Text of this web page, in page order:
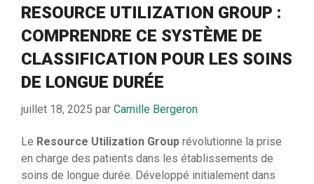
RESOURCE UTILIZATION GROUP :
COMPRENDRE CE SYSTÈME DE
CLASSIFICATION POUR LES SOINS
DE LONGUE DURÉE
juillet 18, 2025 par Camille Bergeron
Le Resource Utilization Group révolutionne la prise
en charge des patients dans les établissements de
soins de longue durée. Développé initialement dans